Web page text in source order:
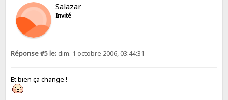
Salazar
Invité
Réponse #5 le: dim. 1 octobre 2006, 03:44:31
Et bien ça change !